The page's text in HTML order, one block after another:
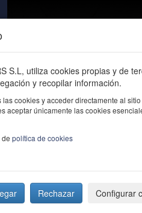
S.L, utiliza cookies propias y de
y recopilar información.
cookies y acceder directamente al
aceptar únicamente las cookies
política de cookies
Rechazar Configurar